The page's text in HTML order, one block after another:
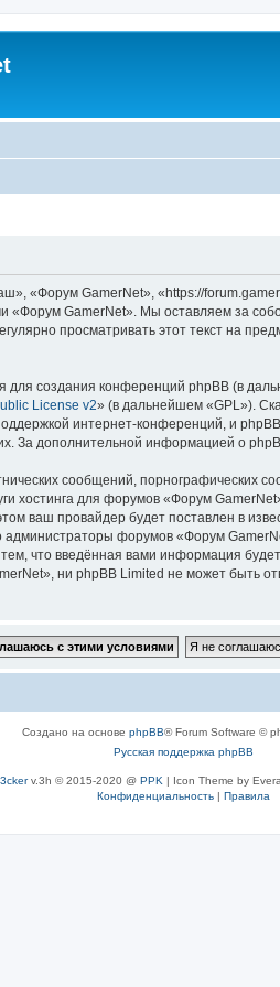
«Форум GamerNet», «https://
«Форум GamerNet». Мы оставляем за
просматривать этот текст на
создания конференций phpBB (в
License v2» (в дальнейшем «GPL»).
интернет-конференций, и
За дополнительной информацией о
сообщений, порнографических
хостинга для форумов «Форум
ваш провайдер будет поставлен в
форумов «Форум
что введённая вами информация
ни phpBB Limited не может быть
Создано на основе phpBB® Forum Software ©
Русская поддержка phpBB
v.3h © 2015-2020 @ PPK | Icon Theme by
Конфиденциальность| Правила